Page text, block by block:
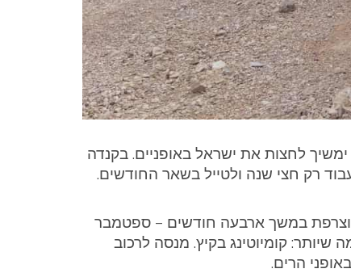
ימשיך לחצות את ישראל באופניים. בקנדה
רק חצי שנה ולטייל בשאר החודשים.
וצרפת במשך ארבעה חודשים – ספטמבר
קומיוטינג בקיץ. מנסה לרכוב
הרים.